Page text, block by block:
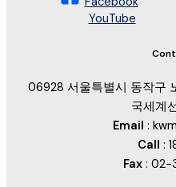
YouTube
06928 서울특별시 동작구
국세계
Email :
Call :
Fax : 02-